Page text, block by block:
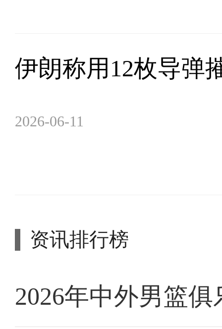
伊朗称用12枚导弹
2026-06-11
资讯排行榜
2026年中外男篮